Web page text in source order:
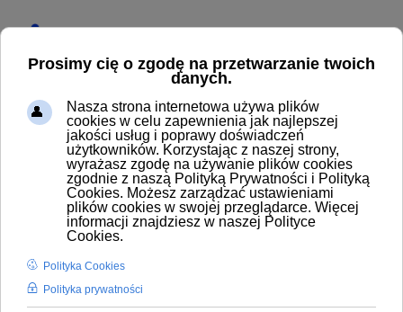
Produkty
Zawory do myjni bezdotykowych
Zawory pływakowe
KOMPLET NAPRAWCZY ZAWORU PŁYWAKOWEGO